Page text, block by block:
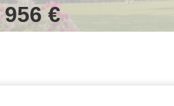
956 €